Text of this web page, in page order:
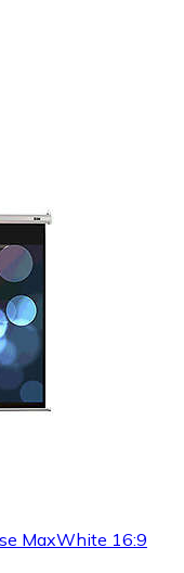
MaxWhite 16:9